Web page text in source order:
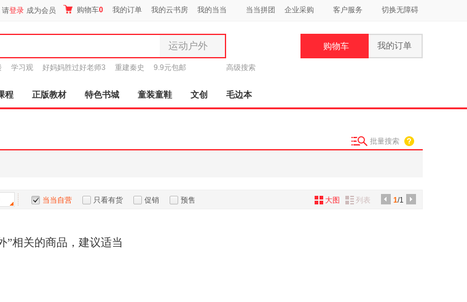
请登录 成为会员 购物车0 我的订单 我的云书房 我的当当 当当拼团 企业采购 客户服务 切换无障碍
运动户外
全部分类
图书
电子书
时尚美妆
孕婴服饰
学习观 好妈妈胜过好老师3 重建秦史 9.9元包邮 高级搜索
购物车 我的订单
程 正版教材 特色书城 童装童鞋 文创 毛边本
批量搜索
当当自营 只看有货 促销 预售 1/1
大图 列表
”相关的商品，建议适当